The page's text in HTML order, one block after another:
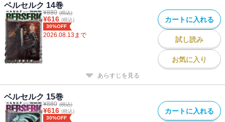
ベルセルク 14巻
¥880 (税込)
¥616 (税込)
30%OFF
2026.08.13まで
カートに入れる
試し読み
お気に入り
あらすじを見る
ベルセルク 15巻
¥880 (税込)
¥616 (税込)
30%OFF
カートに入れる